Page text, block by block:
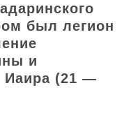
был легион
и
Иаира (21 —